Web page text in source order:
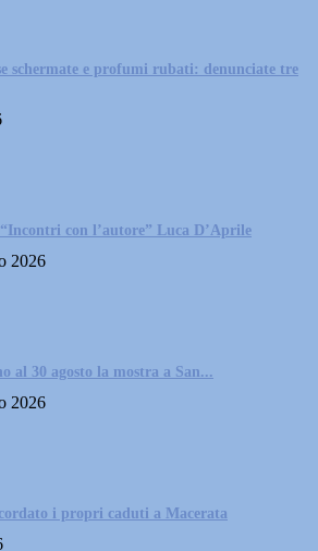
schermate e profumi rubati: denunciate tre
con l’autore” Luca D’Aprile
2026
al 30 agosto la mostra a San...
2026
i propri caduti a Macerata